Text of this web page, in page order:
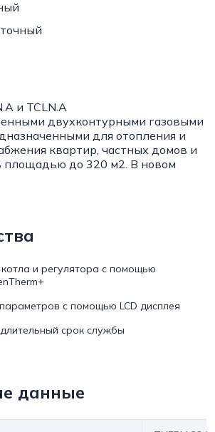
и TCLN.A
двухконтурными газовыми
для отопления и
квартир, частных домов и
площадью до 320 м2. В новом
в диапазоне от 45 до 100%
в зависимости от
объекта или расхода
воды осуществляется
котла обеспечивает
пуск раз в сутки;
от замерзания -
котла при снижении
и регулятора с помощью
с помощью LCD дисплея
срок службы
данные